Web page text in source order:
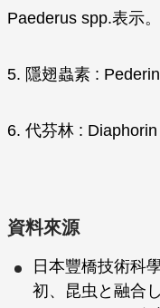
Paederus spp.表示。
5. 隱翅蟲素 : Pederin
6. 代芬林 :
資料來源
日本豐橋技術科
初、昆虫と融合